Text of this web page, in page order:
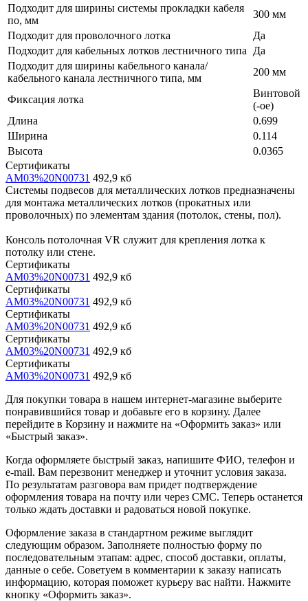
Подходит для ширины системы прокладки кабеля
по, мм
300 мм
Подходит для проволочного лотка
Да
Подходит для кабельных лотков лестничного типа
Да
Подходит для ширины кабельного канала/
кабельного канала лестничного типа, мм
200 мм
Фиксация лотка
Винтовой
(-ое)
Длина
0.699
Ширина
0.114
Высота
0.0365
Сертификаты
AM03%20N00731 492,9 кб
Системы подвесов для металлических лотков предназначены
для монтажа металлических лотков (прокатных или
проволочных) по элементам здания (потолок, стены, пол).
Консоль потолочная VR служит для крепления лотка к
потолку или стене.
Сертификаты
AM03%20N00731 492,9 кб
Сертификаты
AM03%20N00731 492,9 кб
Сертификаты
AM03%20N00731 492,9 кб
Сертификаты
AM03%20N00731 492,9 кб
Сертификаты
AM03%20N00731 492,9 кб
Для покупки товара в нашем интернет-магазине выберите
понравившийся товар и добавьте его в корзину. Далее
перейдите в Корзину и нажмите на «Оформить заказ» или
«Быстрый заказ».
Когда оформляете быстрый заказ, напишите ФИО, телефон и
e-mail. Вам перезвонит менеджер и уточнит условия заказа.
По результатам разговора вам придет подтверждение
оформления товара на почту или через СМС. Теперь останется
только ждать доставки и радоваться новой покупке.
Оформление заказа в стандартном режиме выглядит
следующим образом. Заполняете полностью форму по
последовательным этапам: адрес, способ доставки, оплаты,
данные о себе. Советуем в комментарии к заказу написать
информацию, которая поможет курьеру вас найти. Нажмите
кнопку «Оформить заказ».